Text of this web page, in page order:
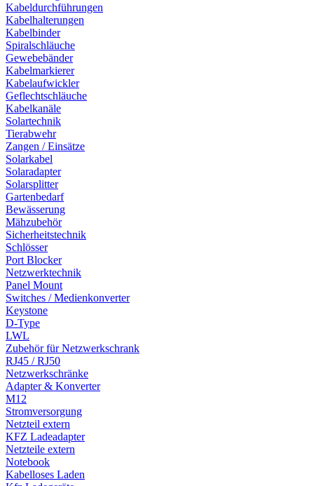
Kabeldurchführungen
Kabelhalterungen
Kabelbinder
Spiralschläuche
Gewebebänder
Kabelmarkierer
Kabelaufwickler
Geflechtschläuche
Kabelkanäle
Solartechnik
Tierabwehr
Zangen / Einsätze
Solarkabel
Solaradapter
Solarsplitter
Gartenbedarf
Bewässerung
Mähzubehör
Sicherheitstechnik
Schlösser
Port Blocker
Netzwerktechnik
Panel Mount
Switches / Medienkonverter
Keystone
D-Type
LWL
Zubehör für Netzwerkschrank
RJ45 / RJ50
Netzwerkschränke
Adapter & Konverter
M12
Stromversorgung
Netzteil extern
KFZ Ladeadapter
Netzteile extern
Notebook
Kabelloses Laden